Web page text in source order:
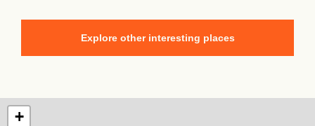
Explore other interesting places
+